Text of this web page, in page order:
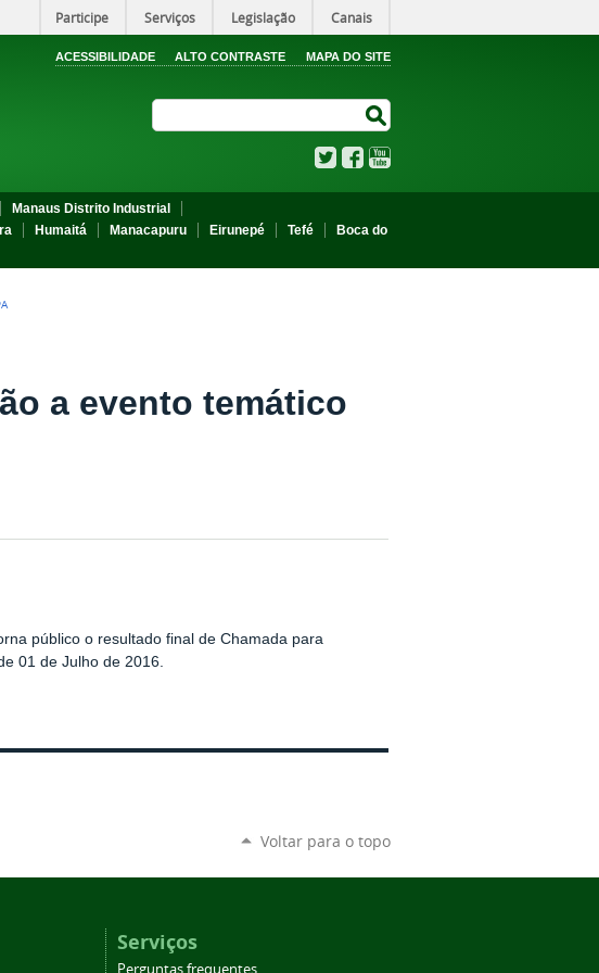
Participe Serviços Legislação Canais
ACESSIBILIDADE ALTO CONTRASTE MAPA DO SITE
TwitterFacebook
Manaus Distrito Industrial
Humaitá Manacapuru Eirunepé Tefé
Boca do
a evento temático
público o resultado final de Chamada para
01 de Julho de 2016.
Voltar para o topo
Serviços